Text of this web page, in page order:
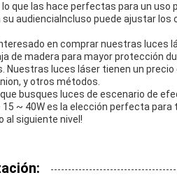
que las hace perfectas para un
audienciaIncluso puede ajustar
en comprar nuestras luces
de madera para mayor protección
Nuestras luces láser tienen un
y otros métodos.
busques luces de escenario de
15 ~ 40W es la elección perfecta
al siguiente nivel!